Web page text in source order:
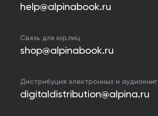
help@alpinabook.ru
Связь для юр.лиц
shop@alpinabook.ru
Дистрибуция электронных и аудиокниг
digitaldistribution@alpina.ru